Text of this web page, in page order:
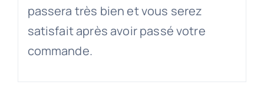
passera très bien et vous serez
satisfait après avoir passé votre
commande.